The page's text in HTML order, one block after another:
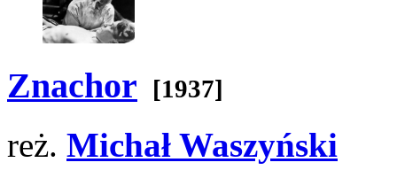
Znachor [1937]
reż. Michał Waszyński